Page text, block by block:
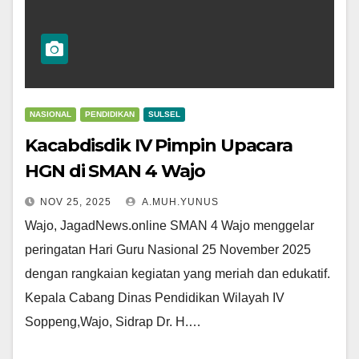
NASIONAL PENDIDIKAN SULSEL
Kacabdisdik IV Pimpin Upacara
HGN di SMAN 4 Wajo
NOV 25, 2025 A.MUH.YUNUS
Wajo, JagadNews.online SMAN 4 Wajo menggelar
peringatan Hari Guru Nasional 25 November 2025
dengan rangkaian kegiatan yang meriah dan edukatif.
Kepala Cabang Dinas Pendidikan Wilayah IV
Soppeng,Wajo, Sidrap Dr. H.…